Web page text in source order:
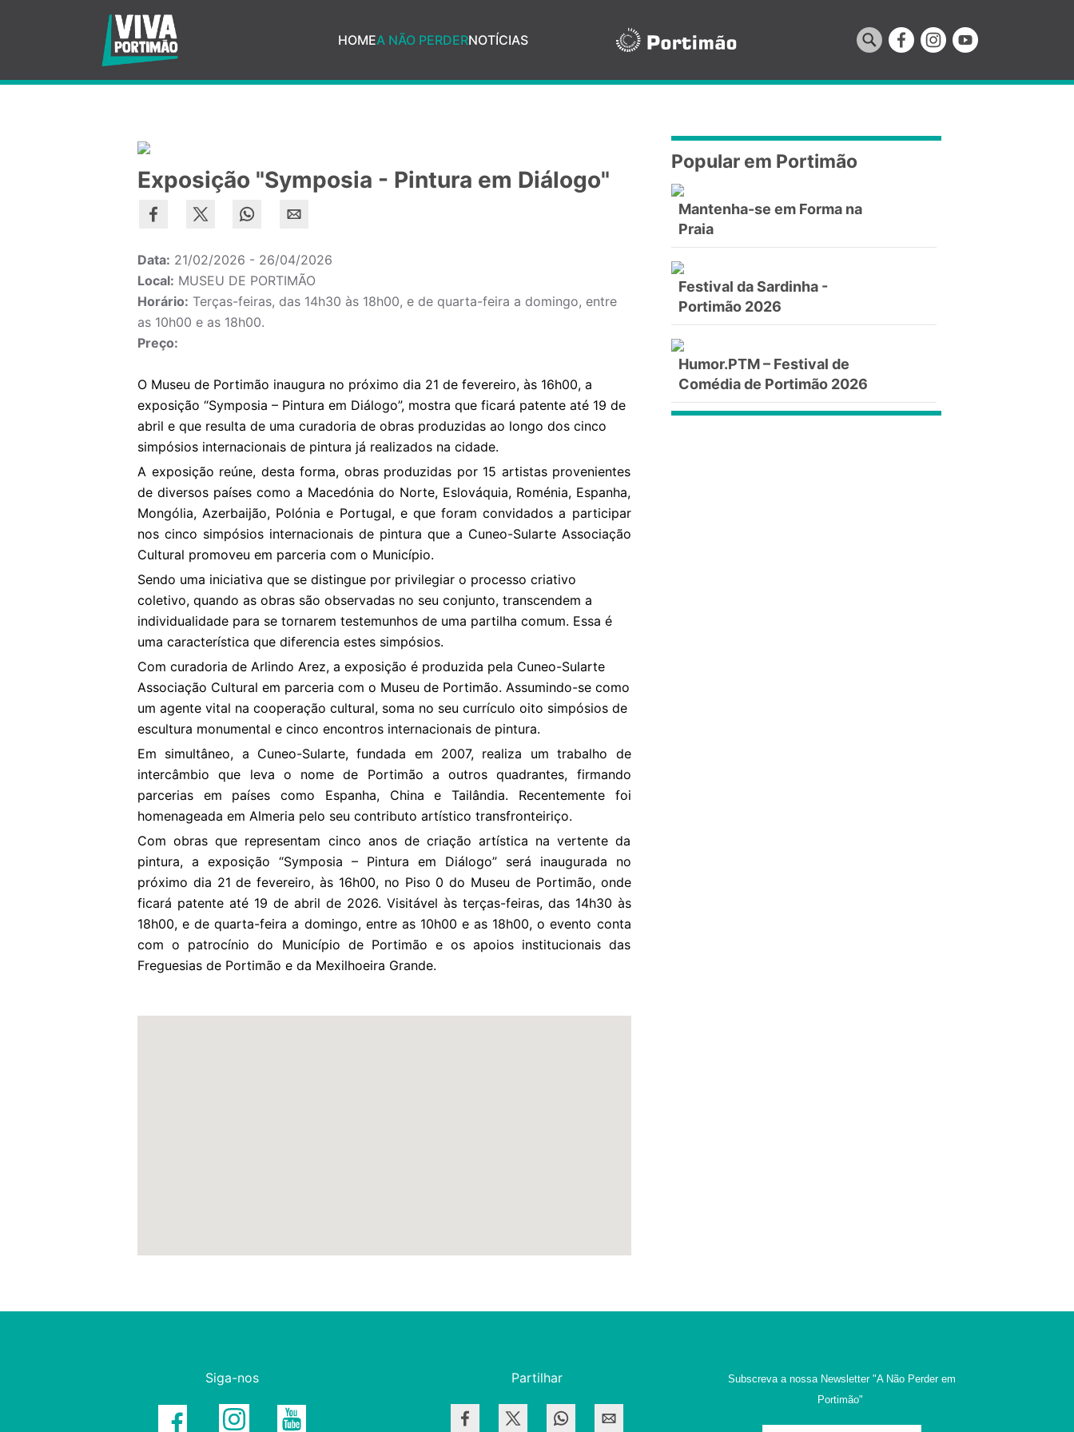
Saltar para o conteúdo principal HOMEA NÃO PERDERNOTÍCIAS
Exposição "Symposia - Pintura em Diálogo"
Data: 21/02/2026 - 26/04/2026
Local: MUSEU DE PORTIMÃO
Horário: Terças-feiras, das 14h30 às 18h00, e de quarta-feira a domingo, entre
as 10h00 e as 18h00.
Preço:
O Museu de Portimão inaugura no próximo dia 21 de fevereiro, às 16h00, a
exposição “Symposia – Pintura em Diálogo”, mostra que ficará patente até 19 de
abril e que resulta de uma curadoria de obras produzidas ao longo dos cinco
simpósios internacionais de pintura já realizados na cidade.
A exposição reúne, desta forma, obras produzidas por 15 artistas provenientes
de diversos países como a Macedónia do Norte, Eslováquia, Roménia, Espanha,
Mongólia, Azerbaijão, Polónia e Portugal, e que foram convidados a participar
nos cinco simpósios internacionais de pintura que a Cuneo-Sularte Associação
Cultural promoveu em parceria com o Município.
Sendo uma iniciativa que se distingue por privilegiar o processo criativo
coletivo, quando as obras são observadas no seu conjunto, transcendem a
individualidade para se tornarem testemunhos de uma partilha comum. Essa é
uma característica que diferencia estes simpósios.
Com curadoria de Arlindo Arez, a exposição é produzida pela Cuneo-Sularte
Associação Cultural em parceria com o Museu de Portimão. Assumindo-se como
um agente vital na cooperação cultural, soma no seu currículo oito simpósios de
escultura monumental e cinco encontros internacionais de pintura.
Em simultâneo, a Cuneo-Sularte, fundada em 2007, realiza um trabalho de
intercâmbio que leva o nome de Portimão a outros quadrantes, firmando
parcerias em países como Espanha, China e Tailândia. Recentemente foi
homenageada em Almeria pelo seu contributo artístico transfronteiriço.
Com obras que representam cinco anos de criação artística na vertente da
pintura, a exposição “Symposia – Pintura em Diálogo” será inaugurada no
próximo dia 21 de fevereiro, às 16h00, no Piso 0 do Museu de Portimão, onde
ficará patente até 19 de abril de 2026. Visitável às terças-feiras, das 14h30 às
18h00, e de quarta-feira a domingo, entre as 10h00 e as 18h00, o evento conta
com o patrocínio do Município de Portimão e os apoios institucionais das
Freguesias de Portimão e da Mexilhoeira Grande.
Popular em Portimão
Mantenha-se em Forma na
Praia
Festival da Sardinha -
Portimão 2026
Humor.PTM – Festival de
Comédia de Portimão 2026
Siga-nos Partilhar Subscreva a nossa Newsletter "A Não Perder em
Portimão"